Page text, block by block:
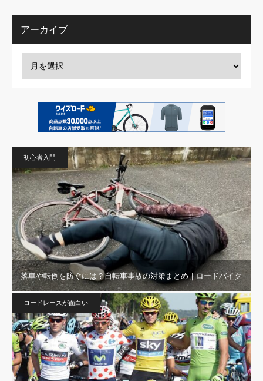
アーカイブ
初心者入門
落車や転倒を防ぐには？自転車事故の対策まとめ｜ロードバイク
ロードレースが面白い